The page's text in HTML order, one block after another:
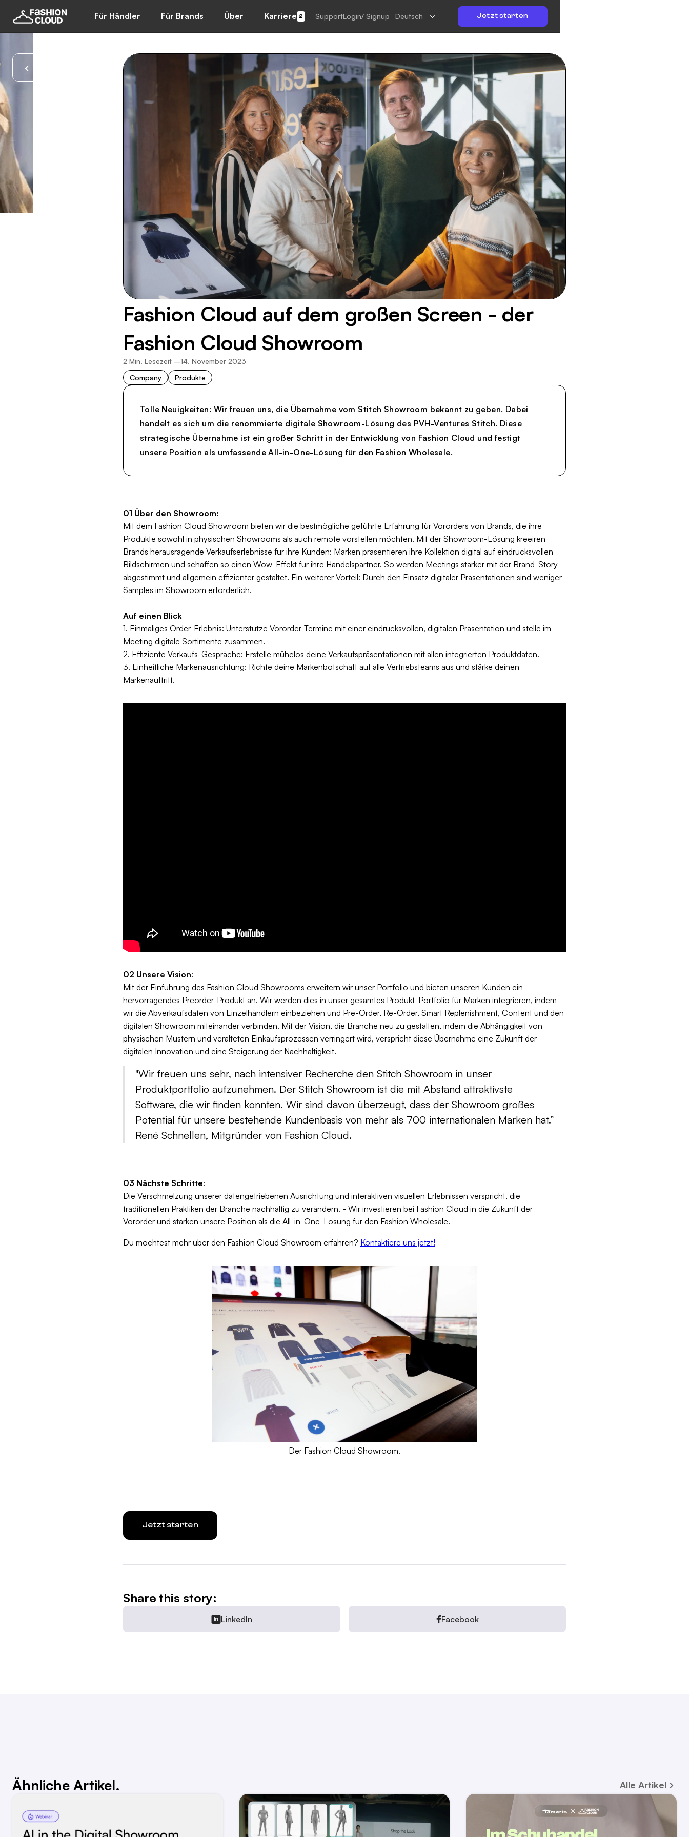
Für Händler Für Brands Über Karriere 2 SupportLogin/ Signup Deutsch Jetzt starten
Fashion Cloud auf dem großen Screen - der
Fashion Cloud Showroom
2 Min. Lesezeit –14. November 2023
Company
Produkte
Tolle Neuigkeiten: Wir freuen uns, die Übernahme vom Stitch Showroom bekannt zu geben. Dabei
handelt es sich um die renommierte digitale Showroom-Lösung des PVH-Ventures Stitch. Diese
strategische Übernahme ist ein großer Schritt in der Entwicklung von Fashion Cloud und festigt
unsere Position als umfassende All-in-One-Lösung für den Fashion Wholesale.
01 Über den Showroom:
Mit dem Fashion Cloud Showroom bieten wir die bestmögliche geführte Erfahrung für Vororders von Brands, die ihre
Produkte sowohl in physischen Showrooms als auch remote vorstellen möchten. Mit der Showroom-Lösung kreeiren
Brands herausragende Verkaufserlebnisse für ihre Kunden: Marken präsentieren ihre Kollektion digital auf eindrucksvollen
Bildschirmen und schaffen so einen Wow-Effekt für ihre Handelspartner. So werden Meetings stärker mit der Brand-Story
abgestimmt und allgemein effizienter gestaltet. Ein weiterer Vorteil: Durch den Einsatz digitaler Präsentationen sind weniger
Samples im Showroom erforderlich.
Auf einen Blick
1. Einmaliges Order-Erlebnis: Unterstütze Vororder-Termine mit einer eindrucksvollen, digitalen Präsentation und stelle im
Meeting digitale Sortimente zusammen.
2. Effiziente Verkaufs-Gespräche: Erstelle mühelos deine Verkaufspräsentationen mit allen integrierten Produktdaten.
3. Einheitliche Markenausrichtung: Richte deine Markenbotschaft auf alle Vertriebsteams aus und stärke deinen
Markenauftritt.
02 Unsere Vision:
Mit der Einführung des Fashion Cloud Showrooms erweitern wir unser Portfolio und bieten unseren Kunden ein
hervorragendes Preorder-Produkt an. Wir werden dies in unser gesamtes Produkt-Portfolio für Marken integrieren, indem
wir die Abverkaufsdaten von Einzelhändlern einbeziehen und Pre-Order, Re-Order, Smart Replenishment, Content und den
digitalen Showroom miteinander verbinden. Mit der Vision, die Branche neu zu gestalten, indem die Abhängigkeit von
physischen Mustern und veralteten Einkaufsprozessen verringert wird, verspricht diese Übernahme eine Zukunft der
digitalen Innovation und eine Steigerung der Nachhaltigkeit.
"Wir freuen uns sehr, nach intensiver Recherche den Stitch Showroom in unser
Produktportfolio aufzunehmen. Der Stitch Showroom ist die mit Abstand attraktivste
Software, die wir finden konnten. Wir sind davon überzeugt, dass der Showroom großes
Potential für unsere bestehende Kundenbasis von mehr als 700 internationalen Marken hat.”
René Schnellen, Mitgründer von Fashion Cloud.
03 Nächste Schritte:
Die Verschmelzung unserer datengetriebenen Ausrichtung und interaktiven visuellen Erlebnissen verspricht, die
traditionellen Praktiken der Branche nachhaltig zu verändern. - Wir investieren bei Fashion Cloud in die Zukunft der
Vororder und stärken unsere Position als die All-in-One-Lösung für den Fashion Wholesale.
Du möchtest mehr über den Fashion Cloud Showroom erfahren? Kontaktiere uns jetzt!
Der Fashion Cloud Showroom.
Jetzt starten
Share this story:
LinkedIn Facebook
Ähnliche Artikel. Alle Artikel